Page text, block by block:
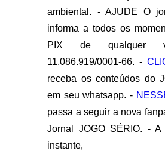
ambiental. - AJUDE O
informa a todos os
PIX de qualquer
11.086.919/0001-66. -
receba os conteúdos do
em seu whatsapp. -
passa a seguir a nova
Jornal JOGO SÉRIO. - A
instante,